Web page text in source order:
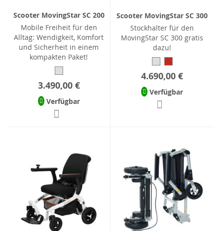
Scooter MovingStar SC 200
Mobile Freiheit für den
Alltag: Wendigkeit, Komfort
und Sicherheit in einem
kompakten Paket!
3.490,00 €
Verfügbar
Scooter MovingStar SC 300
Stockhalter für den
MovingStar SC 300 gratis
dazu!
4.690,00 €
Verfügbar